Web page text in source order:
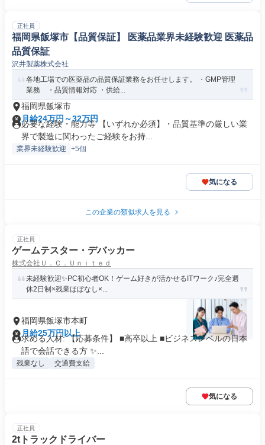
正社員
福岡県飯塚市【品質保証】 医薬品業界未経験歓迎 医薬品
品質保証
沢井製薬株式会社
各地工場での医薬品の品質保証業務をお任せします。 ・GMP管理
業務 ・品質情報対応 ・供給...
福岡県飯塚市
月給24万円～32万円
必要な経験・能力等 【いずれか必須】・品質基準の厳しい業
界で製造に関わったご経験をお持...
業界未経験歓迎 +5個
気になる
この企業の類似求人を見る
正社員
ゲームテスター・デバッカー
株式会社Ｕ．Ｃ．Ｕｎｉｔｅｄ
未経験歓迎✨PC初心者OK！ゲーム好きが活かせるITワーク♪完全週
休2日制×残業ほぼなし×...
福岡県飯塚市本町
月給25万円以上
求める人材: 【応募条件】 ■高卒以上 ■ビジネスレベルの日本
語で会話できる方 ✨...
残業なし 交通費支給
気になる
正社員
2tトラックドライバー